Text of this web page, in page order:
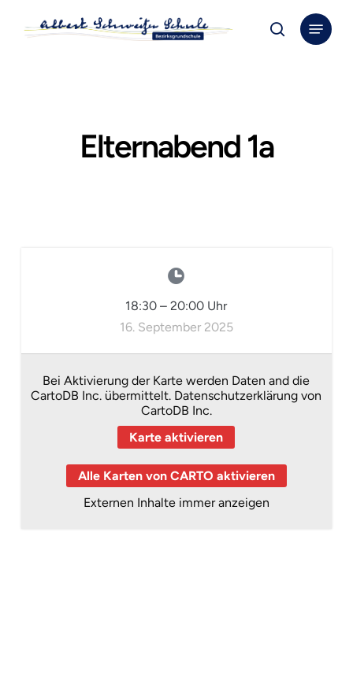
search
Menu
Elternabend 1a
18:30 –20:00 Uhr
16. September 2025
Bei Aktivierung der Karte werden Daten and die
CartoDB Inc. übermittelt. Datenschutzerklärung von
CartoDB Inc.
Karte aktivieren
Alle Karten von CARTO aktivieren
Externen Inhalte immer anzeigen
Close